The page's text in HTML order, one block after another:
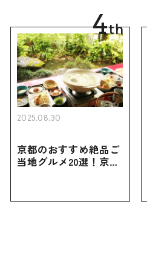
4th
2025.08.30
京都のおすすめ絶品ご
当地グルメ20選！京都